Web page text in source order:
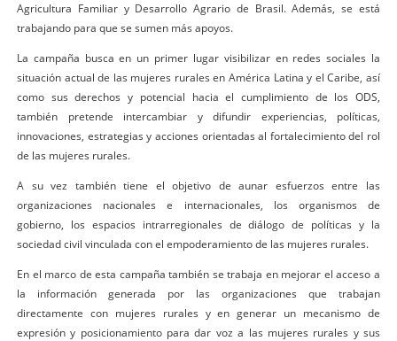
Agricultura Familiar y Desarrollo Agrario de Brasil. Además, se está
trabajando para que se sumen más apoyos.
La campaña busca en un primer lugar visibilizar en redes sociales la
situación actual de las mujeres rurales en América Latina y el Caribe, así
como sus derechos y potencial hacia el cumplimiento de los ODS,
también pretende intercambiar y difundir experiencias, políticas,
innovaciones, estrategias y acciones orientadas al fortalecimiento del rol
de las mujeres rurales.
A su vez también tiene el objetivo de aunar esfuerzos entre las
organizaciones nacionales e internacionales, los organismos de
gobierno, los espacios intrarregionales de diálogo de políticas y la
sociedad civil vinculada con el empoderamiento de las mujeres rurales.
En el marco de esta campaña también se trabaja en mejorar el acceso a
la información generada por las organizaciones que trabajan
directamente con mujeres rurales y en generar un mecanismo de
expresión y posicionamiento para dar voz a las mujeres rurales y sus